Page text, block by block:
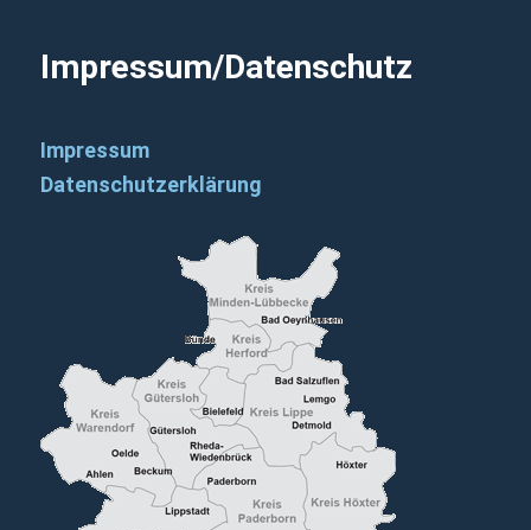
Impressum/Datenschutz
Impressum
Datenschutzerklärung